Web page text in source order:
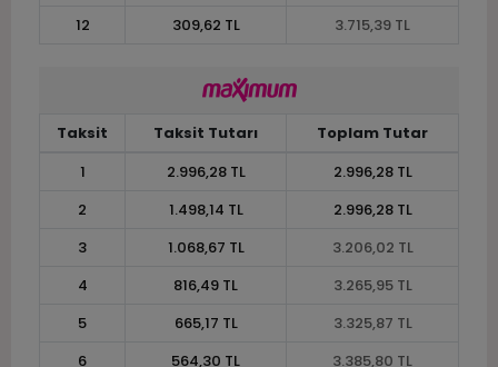
12
309,62 TL 3.715,39 TL
Taksit Taksit Tutarı
Toplam Tutar
1
2.996,28 TL
2.996,28 TL
2
1.498,14 TL
2.996,28 TL
3
1.068,67 TL
3.206,02 TL
4
816,49 TL
3.265,95 TL
5
665,17 TL
3.325,87 TL
6
564,30 TL 3.385,80 TL